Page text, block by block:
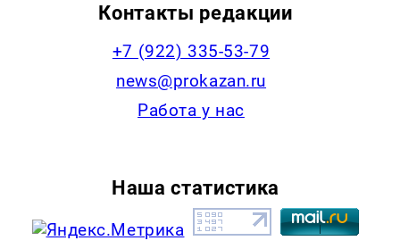
Контакты редакции
+7 (922) 335-53-79
news@prokazan.ru
Работа у нас
Наша статистика